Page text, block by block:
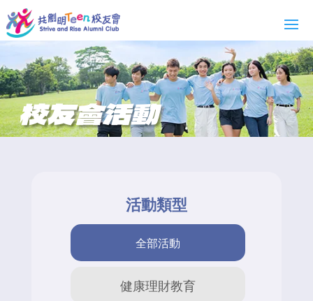
校友會活動
活動類型
全部活動
健康理財教育